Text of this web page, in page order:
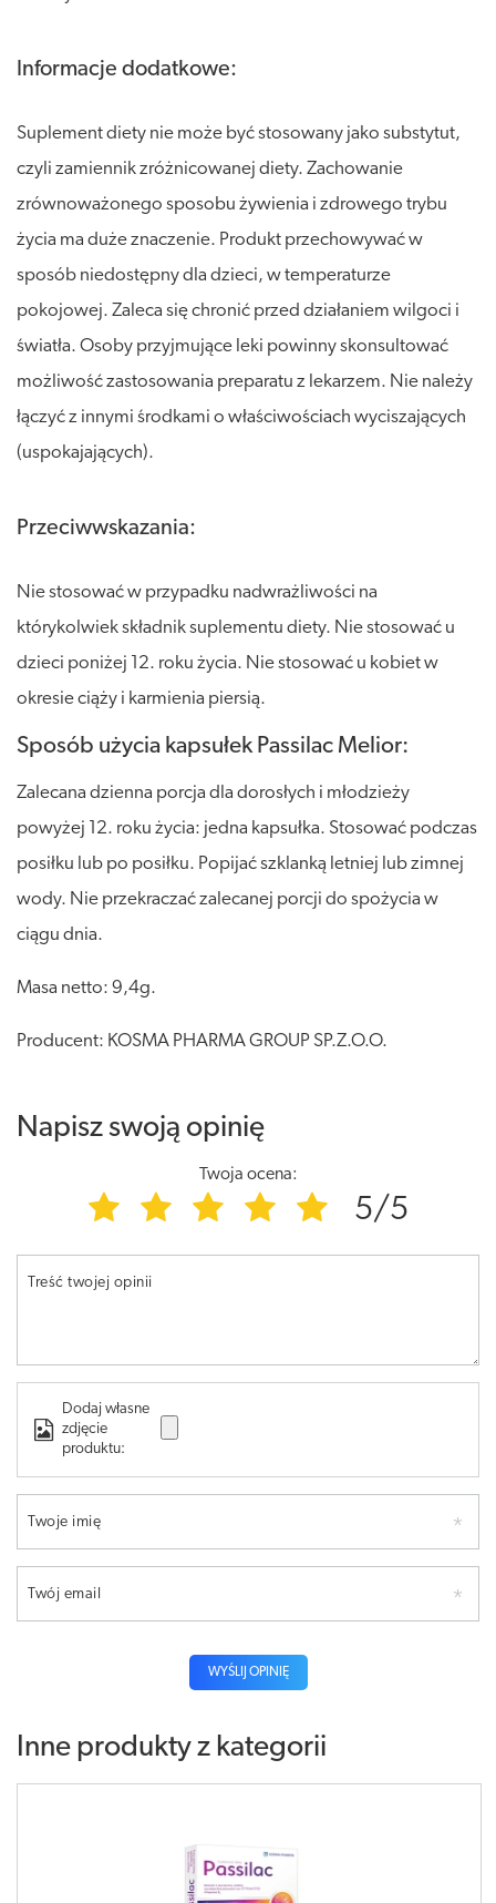
Informacje dodatkowe:
Suplement diety nie może być stosowany jako substytut,
czyli zamiennik zróżnicowanej diety. Zachowanie
zrównoważonego sposobu żywienia i zdrowego trybu
życia ma duże znaczenie. Produkt przechowywać w
sposób niedostępny dla dzieci, w temperaturze
pokojowej. Zaleca się chronić przed działaniem wilgoci i
światła. Osoby przyjmujące leki powinny skonsultować
możliwość zastosowania preparatu z lekarzem. Nie należy
łączyć z innymi środkami o właściwościach wyciszających
(uspokajających).
Przeciwwskazania:
Nie stosować w przypadku nadwrażliwości na
którykolwiek składnik suplementu diety. Nie stosować u
dzieci poniżej 12. roku życia. Nie stosować u kobiet w
okresie ciąży i karmienia piersią.
Sposób użycia kapsułek Passilac Melior:
Zalecana dzienna porcja dla dorosłych i młodzieży
powyżej 12. roku życia: jedna kapsułka. Stosować podczas
posiłku lub po posiłku. Popijać szklanką letniej lub zimnej
wody. Nie przekraczać zalecanej porcji do spożycia w
ciągu dnia.
Masa netto: 9,4g.
Producent: KOSMA PHARMA GROUP SP.Z.O.O.
Napisz swoją opinię
Twoja ocena:
5/5
Treść twojej opinii
Dodaj własne
zdjęcie
produktu:
Twoje imię
Twój email
WYŚLIJ OPINIĘ
Inne produkty z kategorii